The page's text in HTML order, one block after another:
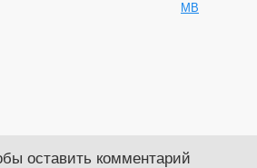
MB
оставить комментарий